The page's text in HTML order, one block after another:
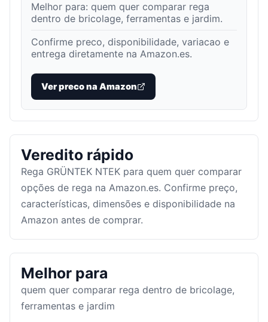
Melhor para: quem quer comparar rega
dentro de bricolage, ferramentas e jardim.
Confirme preco, disponibilidade, variacao e
entrega diretamente na Amazon.es.
Ver preco na Amazon
Veredito rápido
Rega GRÜNTEK NTEK para quem quer comparar
opções de rega na Amazon.es. Confirme preço,
características, dimensões e disponibilidade na
Amazon antes de comprar.
Melhor para
quem quer comparar rega dentro de bricolage,
ferramentas e jardim